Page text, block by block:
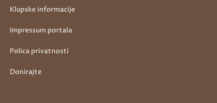
Klupske informacije
Impressum portala
Polica privatnosti
Donirajte